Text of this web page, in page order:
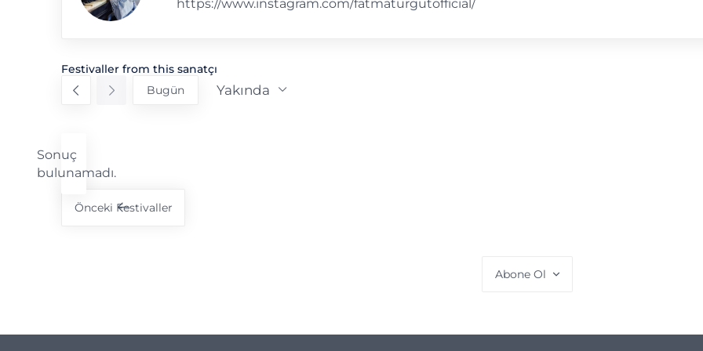
https://www.instagram.com/fatmaturgutofficial/
Festivaller from this sanatçı
Notice
Sonuç
bulunamadı.
Bugün Yakında
Önceki Festivaller
Abone Ol